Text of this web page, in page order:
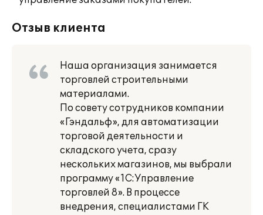
Отзыв клиента
Наша организация занимается
торговлей строительными
материалами.
По совету сотрудников компании
«Гэндальф», для автоматизации
торговой деятельности и
складского учета, сразу
нескольких магазинов, мы выбрали
программу «1С:Управление
торговлей 8». В процессе
внедрения, специалистами ГК